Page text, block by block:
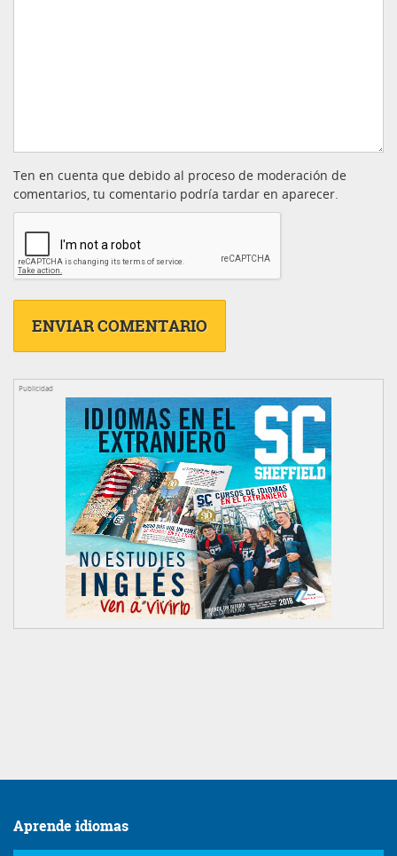
Ten en cuenta que debido al proceso de moderación de
comentarios, tu comentario podría tardar en aparecer.
Publicidad
Aprende idiomas